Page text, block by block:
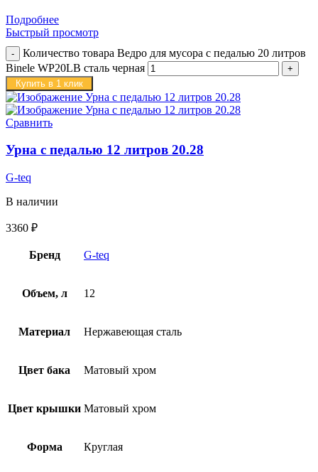
Подробнее
Быстрый просмотр
Количество товара Ведро для мусора с педалью 20 литров
Binele WP20LB сталь черная
Купить в 1 клик
Сравнить
Урна с педалью 12 литров 20.28
G-teq
В наличии
3360 ₽
Бренд G-teq
Объем, л 12
Материал Нержавеющая сталь
Цвет бака Матовый хром
Цвет крышки Матовый хром
Форма Круглая